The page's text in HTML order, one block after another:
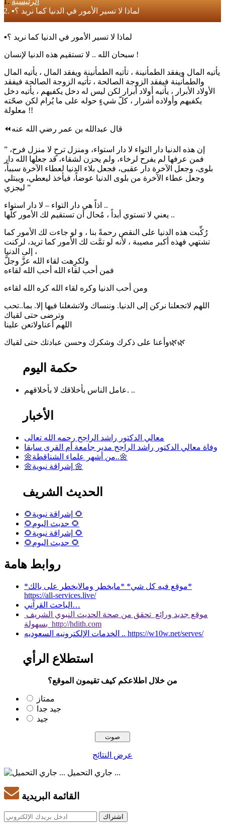
▪​لماذا لا تسير الأمور في الدنيا كما نريد ؟
▪​لماذا لا تسير الأمور في الدنيا كما نريد ؟
سبحان الله .. لا تستقيم هذه الدنيا لإنسان !
يأتيه المال ويفقد الطمأنينة ، تأتيه الطمأنينة ويفقد المال ، يأتيه المال
والطمأنينة فيفقد الزوجة الصالحة ، تأتيه الزوجة الصالحة فيفقد
الأولاد الأبرار ، يأتيه أولاد أبرار لكن ليس له دخل يكفيهم ، يأتيه دخل
يكفيهم وأولاده أشرار ، كلّ شيءٍ حوله على ما يُرام لكن صحّته
معلولة !!
⏪قال عبدالله بن عمر رضي الله عنه
” إن هذه الدنيا دار التواء لا دار استواء، ومنزل ترحٍ لا منزل فرح،
فمن عرفها لم يفرح لرخاء، ولم يحزن لشقاء، قد جعلها الله دار
بلوى، وجعل الآخرة دار عقبى، فجعل بلاء الدنيا لعطاء الآخرة سبباً،
وجعل عطاء الآخرة من بلوى الدنيا عوضاً، فيأخذ ليعطي، ويبتلي
ليجزي ”
اذاً هي دار التواء – لا دار استواء ..
يعني لا تستوي أبداً ، مُحال أن تستقيم لك الأمور كلّها ..
رُكِّبت هذه الدنيا على النقص رحمةً بنا ، و لو جاءت لك الأمور كما
تشتهي فهذه أكبر مصيبة ، لأنه لو تمَّت لك الأمور كما تريد، لركنت
إلى الدنيا ،
ولكرِهت لقاء الله عزَّ وجلَّ
فمن أحب لقاء الله أحب الله لقاءه
ومن أحب الدنيا وكره لقاء الله كره الله لقاءه
اللهم لاتجعلنا نركن إلى الدنيا. وننساك ولاتشغلنا فيها إلا. بما..تحب
وترضى حتى لقياك
اللهم أعناولاتعن علينا
وأعنا على ذكرك وشكرك وحسن عبادتك حتى لقياك🌿🌿
حكمة اليوم
عامل الناس بأخلاقك لا بأخلاقهم. ..
الأخبار
معالي الدكتور راشد الراجح رحمه الله تعالى
وفاة معالي الدكتور راشد الراجح مدير جامعة أم القرى سابقا
🌼من أشهر علماء الشناقطة..🌼
🌼إشراقة نبوية 🌼
الحديث الشريف
🌻إشراقة نبوية 🌻
🌻حديث اليوم 🌻
🌻إشراقة نبوية 🌻
🌻حديث اليوم 🌻
روابط هامة
*موقع فيه كل شي* *مايخطر ومالايخطر على بالك*
https://all-services.live/
الباحث القرآني…
موقع جديد ورائع تحقق من صحة الحديث النبوي الشريف
بسهولة http://hdith.com
الخدمات الإلكترونيه السعوديه .. https://w10w.net/serves/
استطلاع الرأي
من خلال اطلاعكم كيف تقيمون الموقع؟
ممتاز
جيد جدا
جيد
عرض النتائج
جاري التحميل ...
القائمة البريدية